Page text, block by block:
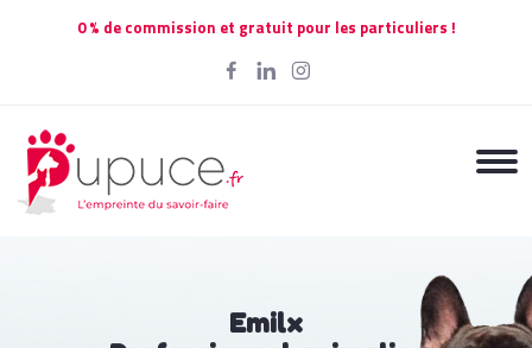
0 % de commission et gratuit pour les particuliers !
Emilx